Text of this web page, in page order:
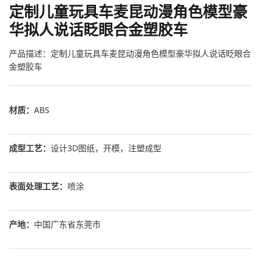
定制儿童玩具车麦昆动漫角色模型豪
华拟人说话眨眼合金塑胶车
产品描述：定制儿童玩具车麦昆动漫角色模型豪华拟人说话眨眼合
金塑胶车
材质： ABS
成型工艺： 设计3D图纸，开模，注塑成型
表面处理工艺： 喷涂
产地： 中国广东省东莞市